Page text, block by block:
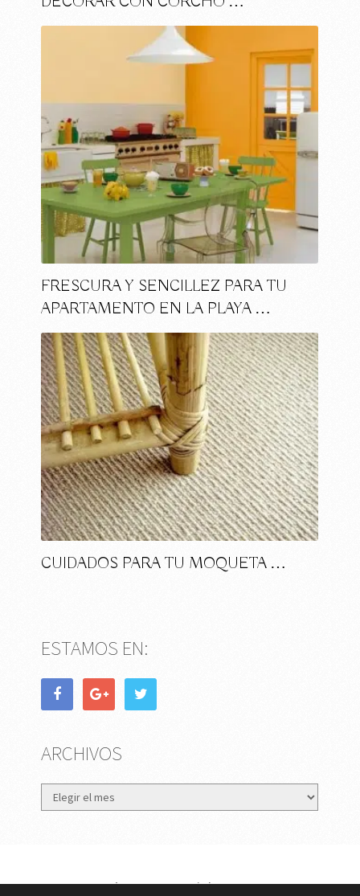
FRESCURA Y SENCILLEZ PARA TU
APARTAMENTO EN LA PLAYA …
CUIDADOS PARA TU MOQUETA …
ESTAMOS EN:
ARCHIVOS
Archivos
eMujer.comCopyright © 2026.